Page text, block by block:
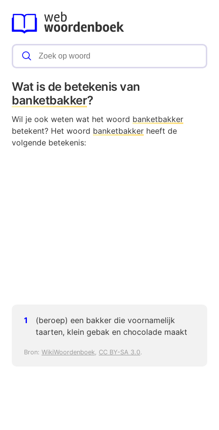
Wat is de betekenis van
banketbakker?
Wil je ook weten wat het woord banketbakker
betekent? Het woord banketbakker heeft de
volgende betekenis:
(beroep) een bakker die voornamelijk
taarten, klein gebak en chocolade maakt
Bron: WikiWoordenboek, CC BY-SA 3.0.